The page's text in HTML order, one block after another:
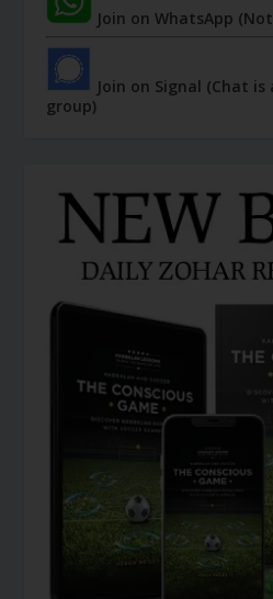
Join on WhatsApp
Join on Signal (Chat
group)